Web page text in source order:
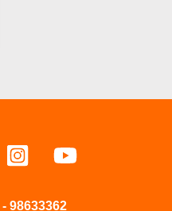
- 98633362